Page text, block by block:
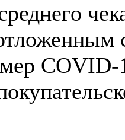
COVID-